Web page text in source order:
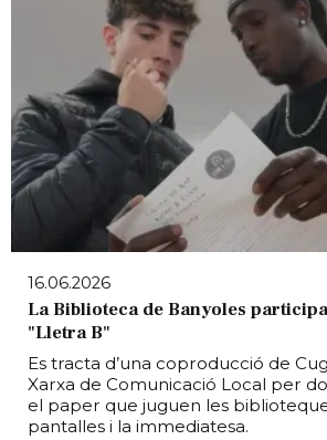
16.06.2026
La Biblioteca de Banyoles
"Lletra B"
Es tracta d’una coproducció de
Xarxa de Comunicació Local per
el paper que juguen les
pantalles i la immediatesa.